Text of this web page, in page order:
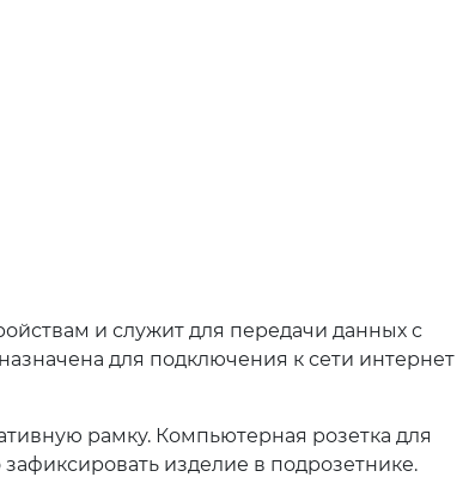
и служит для передачи данных с
для подключения к сети интернет
рамку. Компьютерная розетка для
изделие в подрозетнике.